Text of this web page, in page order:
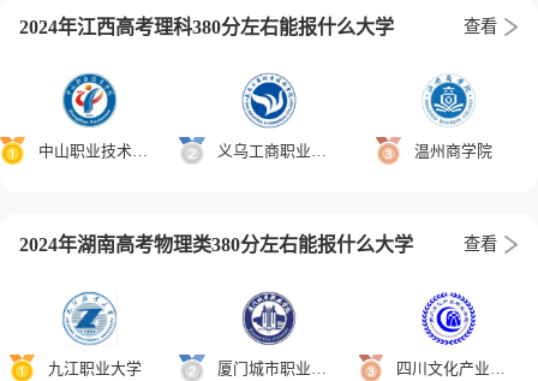
2024年江西高考理科380分左右能报什么大学 查看
中山职业技术学院 义乌工商职业技术学院 温州商学院
2024年湖南高考物理类380分左右能报什么大学 查看
九江职业大学 厦门城市职业学院 四川文化产业职业学院